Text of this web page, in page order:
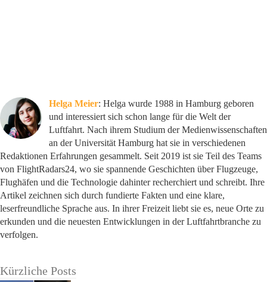
Helga Meier: Helga wurde 1988 in Hamburg geboren
und interessiert sich schon lange für die Welt der
Luftfahrt. Nach ihrem Studium der Medienwissenschaften
an der Universität Hamburg hat sie in verschiedenen
Redaktionen Erfahrungen gesammelt. Seit 2019 ist sie Teil des Teams
von FlightRadars24, wo sie spannende Geschichten über Flugzeuge,
Flughäfen und die Technologie dahinter recherchiert und schreibt. Ihre
Artikel zeichnen sich durch fundierte Fakten und eine klare,
leserfreundliche Sprache aus. In ihrer Freizeit liebt sie es, neue Orte zu
erkunden und die neuesten Entwicklungen in der Luftfahrtbranche zu
verfolgen.
Kürzliche Posts